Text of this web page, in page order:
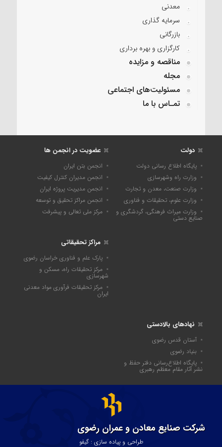
معدنی
سرمایه گذاری
بازرگانی
کارگزاری و بهره برداری
مناقصه و مزایده
مجله
مسئولیت‌های اجتماعی
تمـاس با ما
دولت
پایگاه اطلاع رسانی دولت
وزارت راه وشهرسازی
وزارت صنعت، معدن و تجارت
وزارت علوم، تحقیقات و فناوری
وزارت میراث فرهنگی، گردشگری و
صنایع دستی
عضویت در انجمن ها
انجمن بتن ایران
انجمن مدیران کنترل کیفیت
انجمن مدیریت پروژه ایران
انجمن مراکز تحقیق و توسعه
مرکز ملی تعالی و پیشرفت
مراکز تحقیقاتی
پارک علم و فناوری خراسان رضوی
مرکز تحقیقات راه، مسکن و
شهرسازی
مرکز تحقیقات فرآوری مواد معدنی
ایران
نهادهای بالادستی
آستان قدس رضوی
بنیاد رضوی
پايگاه اطلاع‌رسانی دفتر حفظ و
نشر آثار مقام معظم رهبری
شرکت صنایع معادن و عمران رضوی
طراحی و پیاده سازی : گیفو